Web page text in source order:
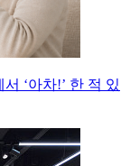
‘아차!’ 한 적 있